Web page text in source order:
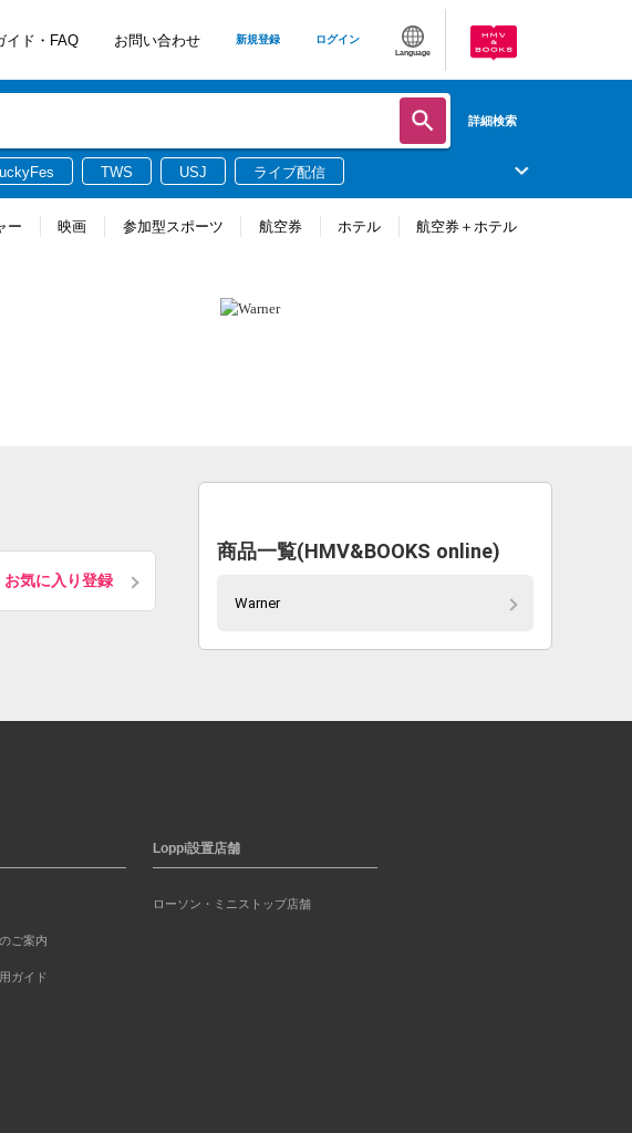
イド・FAQ お問い合わせ 新規登録 ログイン
Language
詳細検索
TWS USJ ライブ配信
ー 映画 参加型スポーツ 航空券 ホテル 航空券＋ホテル
お気に入り登録
商品一覧(HMV&BOOKS online)
Warner
ご案内
ガイド
Loppi設置店舗
ローソン・ミニストップ店舗